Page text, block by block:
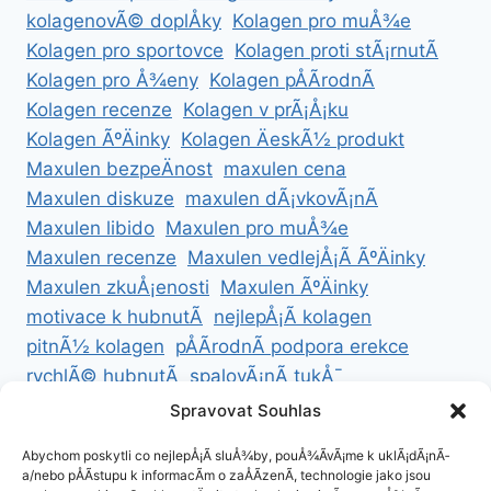
kolagenovÃ© doplÅky Kolagen pro muÅ¾e
Kolagen pro sportovce Kolagen proti stÃ¡rnutÃ­
Kolagen pro Å¾eny Kolagen pÅÃ­rodnÃ­
Kolagen recenze Kolagen v prÃ¡Å¡ku
Kolagen ÃºÄinky Kolagen ÄeskÃ½ produkt
Maxulen bezpeÄnost maxulen cena
Maxulen diskuze maxulen dÃ¡vkovÃ¡nÃ­
Maxulen libido Maxulen pro muÅ¾e
Maxulen recenze Maxulen vedlejÅ¡Ã­ ÃºÄinky
Maxulen zkuÅ¡enosti Maxulen ÃºÄinky
motivace k hubnutÃ­ nejlepÅ¡Ã­ kolagen
pitnÃ½ kolagen pÅÃ­rodnÃ­ podpora erekce
rychlÃ© hubnutÃ­ spalovÃ¡nÃ­ tukÅ¯
ZdravÃ© hubnutÃ­ ZdravÃ© recepty na hubnutÃ­
Spravovat Souhlas
Abychom poskytli co nejlepÅ¡Ã­ sluÅ¾by, pouÅ¾Ã­vÃ¡me k uklÃ¡dÃ¡nÃ­
a/nebo pÅÃ­stupu k informacÃ­m o zaÅÃ­zenÃ­, technologie jako jsou